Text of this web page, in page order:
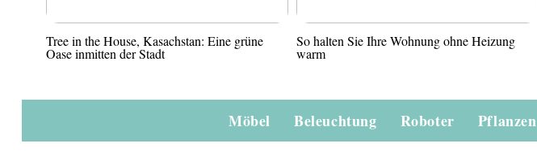
Tree in the House, Kasachstan: Eine grüne
Oase inmitten der Stadt
So halten Sie Ihre Wohnung ohne Heizung
warm
Möbel Beleuchtung Roboter Pflanzen